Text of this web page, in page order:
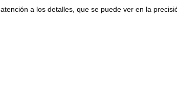
a los detalles, que se puede ver en la